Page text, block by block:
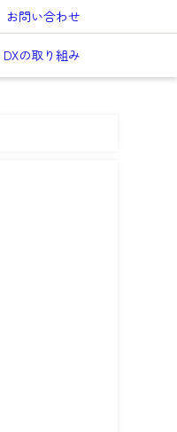
お問い合わせ
DXの取り組み